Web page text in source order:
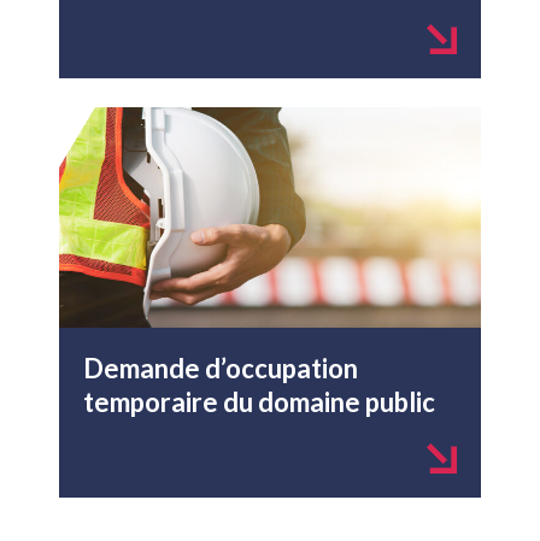
Demande d’occupation
temporaire du domaine public